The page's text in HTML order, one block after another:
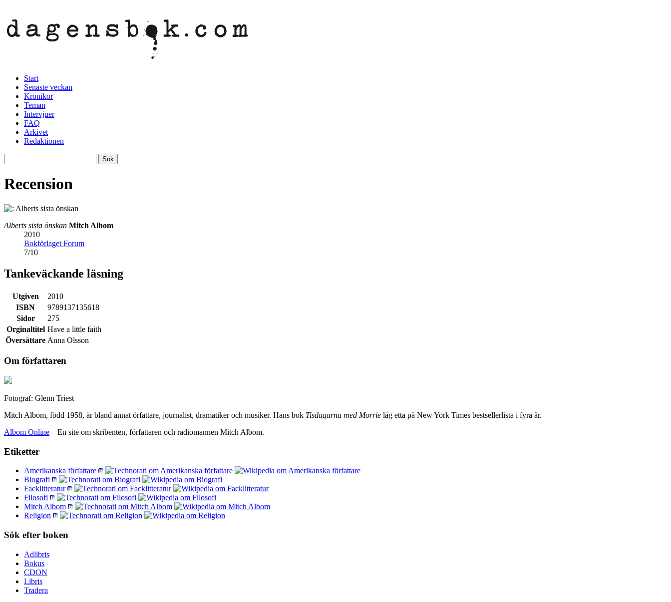
Start
Senaste veckan
Krönikor
Teman
Intervjuer
FAQ
Arkivet
Redaktionen
Recension
Alberts sista önskan Mitch Albom
2010
Bokförlaget Forum
7/10
Tankeväckande läsning
Utgiven
2010
ISBN
9789137135618
Sidor
275
Orginaltitel Have a little faith
Översättare Anna Olsson
Om författaren
Fotograf: Glenn Triest
Mitch Albom, född 1958, är bland annat örfattare, journalist, dramatiker och musiker. Hans bok Tisdagarna med Morrie låg etta på New York Times bestsellerlista i fyra år.
Albom Online – En site om skribenten, författaren och radiomannen Mitch Albom.
Etiketter
Amerikanska författare
Biografi
Facklitteratur
Filosofi
Mitch Albom
Religion
Sök efter boken
Adlibris
Bokus
CDON
Libris
Tradera